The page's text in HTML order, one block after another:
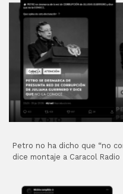
Petro no ha dicho que “no
dice montaje a Caracol Radio